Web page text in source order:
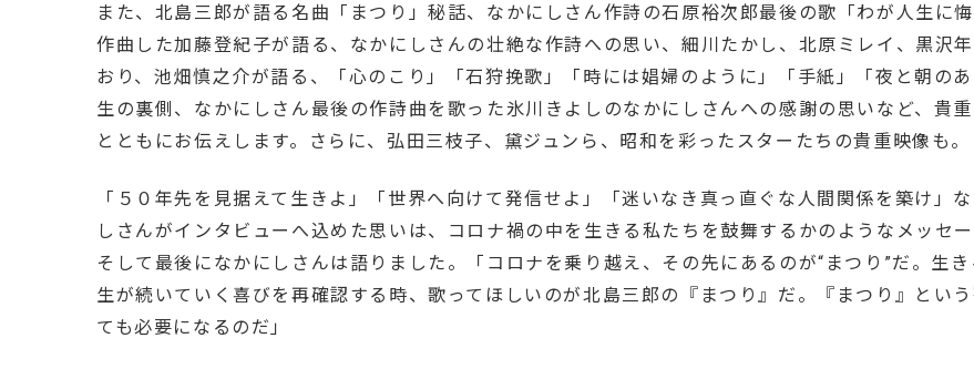
また、北島三郎が語る名曲「まつり」秘話、なかにしさん作詩の石原裕次郎最後の歌「わが人生に
作曲した加藤登紀子が語る、なかにしさんの壮絶な作詩への思い、細川たかし、北原ミレイ、黒沢
おり、池畑慎之介が語る、「心のこり」「石狩挽歌」「時には娼婦のように」「手紙」「夜と朝の
生の裏側、なかにしさん最後の作詩曲を歌った氷川きよしのなかにしさんへの感謝の思いなど、貴
とともにお伝えします。さらに、弘田三枝子、黛ジュンら、昭和を彩ったスターたちの貴重映像も。
「５０年先を見据えて生きよ」「世界へ向けて発信せよ」「迷いなき真っ直ぐな人間関係を築け」
しさんがインタビューへ込めた思いは、コロナ禍の中を生きる私たちを鼓舞するかのようなメッセー
そして最後になかにしさんは語りました。「コロナを乗り越え、その先にあるのが“まつり”だ。生き
生が続いていく喜びを再確認する時、歌ってほしいのが北島三郎の『まつり』だ。『まつり』とい
ても必要になるのだ」